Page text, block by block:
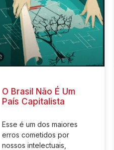
O Brasil Não É Um
País Capitalista
Esse é um dos maiores
erros cometidos por
nossos intelectuais,